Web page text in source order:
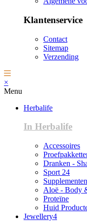
Klantenservice
Contact
Sitemap
Verzending
×
Menu
Herbalife
In Herbalife
Accessoires
Dranken -
Sport 24
Supplementen
Aloë - Body
Proteïne
Huid
Jewellery4